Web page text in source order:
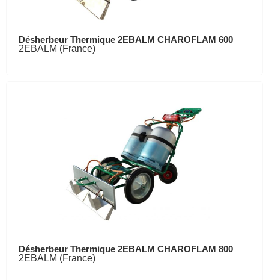
Désherbeur Thermique 2EBALM CHAROFLAM 600
2EBALM (France)
Désherbeur Thermique 2EBALM CHAROFLAM 800
2EBALM (France)